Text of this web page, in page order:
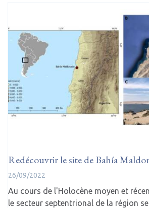
Redécouvrir le site de Bahía
26/09/2022
Au cours de l'Holocène moyen et
le secteur septentrional de la région